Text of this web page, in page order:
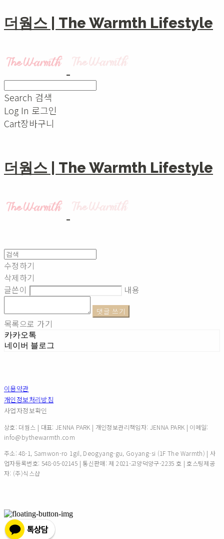
더웜스 | The Warmth Lifestyle
Search 검색
Log In 로그인
Cart장바구니
더웜스 | The Warmth Lifestyle
수정하기
삭제하기
글쓴이
내용
댓글 쓰기
목록으로 가기
카카오톡
네이버 블로그
이용약관
개인정보처리방침
사업자정보확인
상호: 더웜스 | 대표: JENNA PARK | 개인정보관리책임자: JENNA PARK | 이메일:
info@bythewarmth.com
주소: 48-1, Samwon-ro 1gil, Deogyang-gu, Goyang-si (1F The Warmth) | 사
업자등록번호: 548-05-02145 | 통신판매:제 2021-고양덕양구-2235 호 | 호스팅제공
자: (주)식스샵